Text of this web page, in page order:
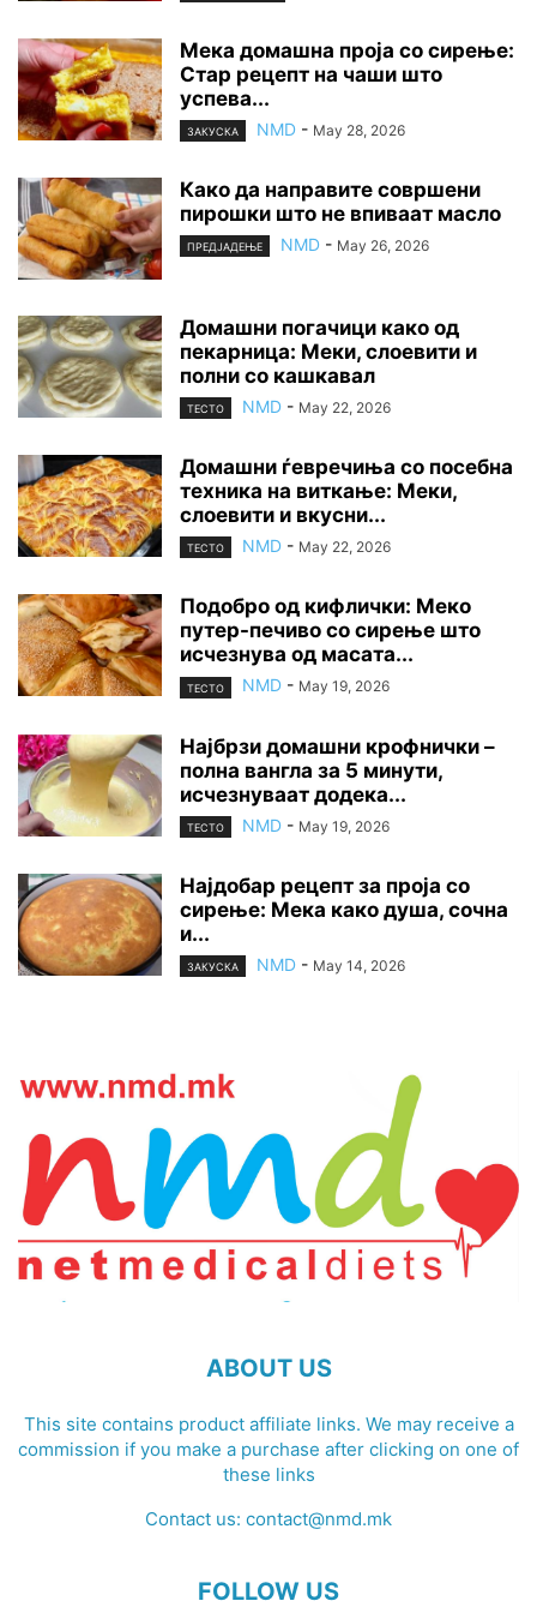
Мека домашна проја со сирење:
Стар рецепт на чаши што
успева...
ЗАКУСКА NMD - May 28, 2026
Како да направите совршени
пирошки што не впиваат масло
ПРЕДЈАДЕЊЕ NMD - May 26, 2026
Домашни погачици како од
пекарница: Меки, слоевити и
полни со кашкавал
ТЕСТО NMD - May 22, 2026
Домашни ѓевречиња со посебна
техника на виткање: Меки,
слоевити и вкусни...
ТЕСТО NMD - May 22, 2026
Подобро од кифлички: Меко
путер-печиво со сирење што
исчезнува од масата...
ТЕСТО NMD - May 19, 2026
Најбрзи домашни крофнички –
полна вангла за 5 минути,
исчезнуваат додека...
ТЕСТО NMD - May 19, 2026
Најдобар рецепт за проја со
сирење: Мека како душа, сочна
и...
ЗАКУСКА NMD - May 14, 2026
ABOUT US
This site contains product affiliate links. We may receive a
commission if you make a purchase after clicking on one of
these links
Contact us: contact@nmd.mk
FOLLOW US